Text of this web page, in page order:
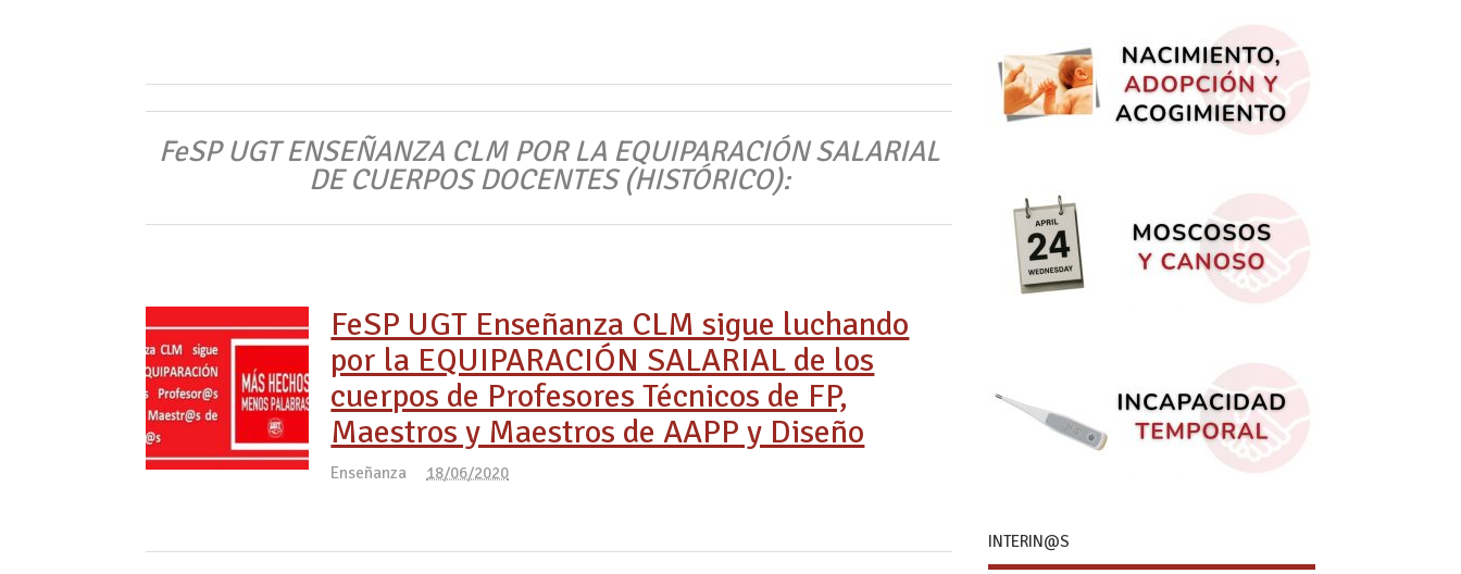
FeSP UGT ENSEÑANZA CLM POR LA EQUIPARACIÓN SALARIAL
DE CUERPOS DOCENTES (HISTÓRICO):
FeSP UGT Enseñanza CLM sigue luchando
por la EQUIPARACIÓN SALARIAL de los
cuerpos de Profesores Técnicos de FP,
Maestros y Maestros de AAPP y Diseño
Enseñanza 18/06/2020
INTERIN@S